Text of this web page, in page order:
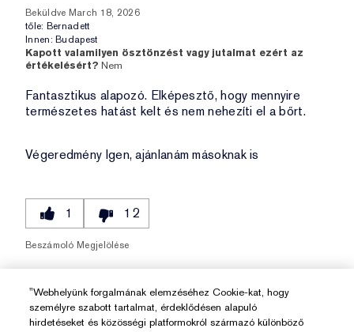
Beküldve March 18, 2026
tőle: Bernadett
Innen: Budapest
Kapott valamilyen ösztönzést vagy jutalmat ezért az
értékelésért? Nem
Fantasztikus alapozó. Elképesztő, hogy mennyire
természetes hatást kelt és nem nehezíti el a bőrt.
Végeredmény Igen, ajánlanám másoknak is
1 12
Beszámoló Megjelölése
Beszámolók Megjelenítése1-10
"Webhelyünk forgalmának elemzéséhez Cookie-kat, hogy
személyre szabott tartalmat, érdeklődésen alapuló
hirdetéseket és közösségi platformokról származó különböző